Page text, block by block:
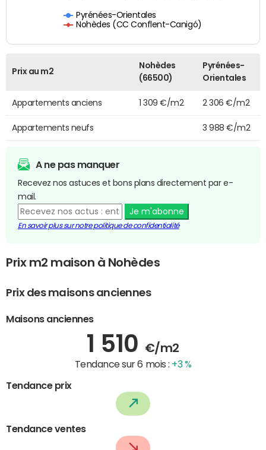
Pyrénées-Orientales
Nohèdes (CC Conflent-Canigó)
Prix au m2
Nohèdes
(66500)
Pyrénées-
Orientales
Appartements anciens 1 309 €/m2 2 306 €/m2
Appartements neufs 3 988 €/m2
A ne pas manquer
Recevez nos astuces et bons plans directement par e-
mail.
Je m'abonne
En savoir plus sur notre politique de confidentialité
Prix m2 maison à Nohèdes
Prix des maisons anciennes
Maisons anciennes
1 510 €/m2
Tendance sur 6 mois : +3 %
Tendance prix
Tendance ventes